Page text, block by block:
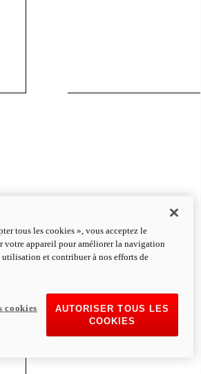
tous les cookies », vous acceptez le
votre appareil pour améliorer la navigation
utilisation et contribuer à nos efforts de
AUTORISER TOUS LES
COOKIES
cookies